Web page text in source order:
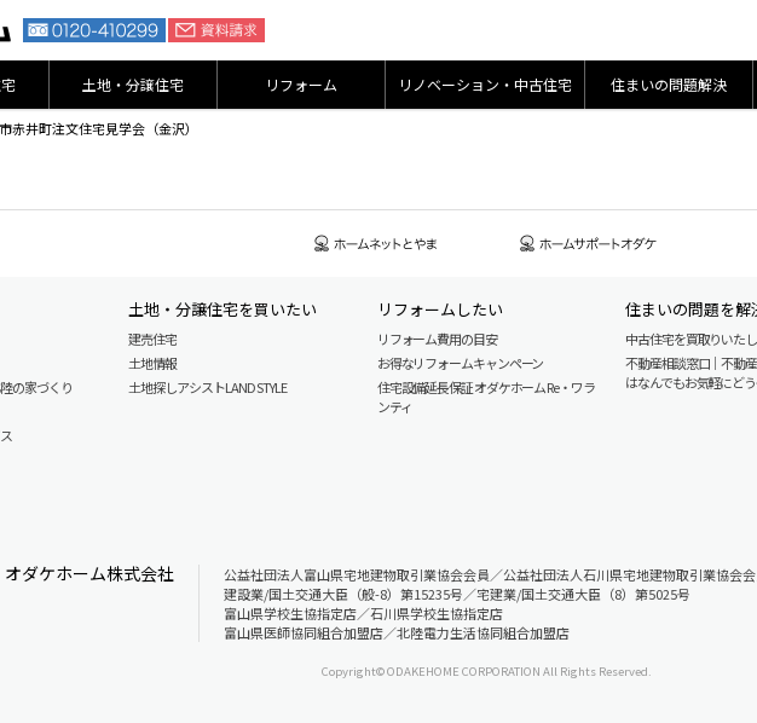
土地・分譲住宅 リフォーム リノベーション・中古住宅 住まいの問題解決
赤井町注文住宅見学会（金沢）
の家づくり
土地・分譲住宅を買いたい
建売住宅
土地情報
土地探しアシスト LAND STYLE
リフォームしたい
リフォーム費用の目安
お得なリフォームキャンペーン
住宅設備延長保証 オダケホーム Re・ワラ
ンティ
住まいの問題を解
中古住宅を買取りいた
不動産相談窓口｜不動
はなんでもお気軽にどう
オダケホーム株式会社
公益社団法人富山県宅地建物取引業協会会員／公益社団法人石川県宅地建物取引業協会
建設業/国土交通大臣（般-8）第15235号／宅建業/国土交通大臣（8）第5025号
富山県学校生協指定店／石川県学校生協指定店
富山県医師協同組合加盟店／北陸電力生活協同組合加盟店
Copyright© ODAKEHOME CORPORATION All Rights Reserved.